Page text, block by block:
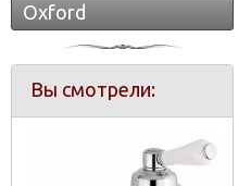
Oxford
Вы смотрели: